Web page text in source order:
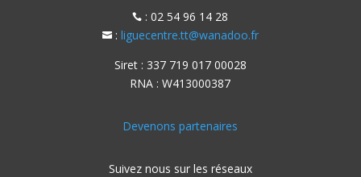
 : 02 54 96 14 28
: liguecentre.tt@wanadoo.fr
Siret : 337 719 017 00028
RNA : W413000387
Devenons partenaires
Suivez nous sur les réseaux